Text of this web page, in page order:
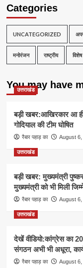
Categories
UNCATEGORIZED
मनोरंजन राष्ट्रीय विशेष
You may have
उत्तराखंड
बड़ी खबर:आखिरकार आ ही
गोदियाल की टीम घोषित
रैबार पहाड़ का August 6,
उत्तराखंड
बड़ी खबर: मुख्यमंत्री पुष्कर
मुख्यमंत्री को भी मिली
रैबार पहाड़ का August 6,
उत्तराखंड
देखें वीडियो:कांग्रेस का
संगठन अभी भी अधूरा,
रैबार पहाड़ का August 6,